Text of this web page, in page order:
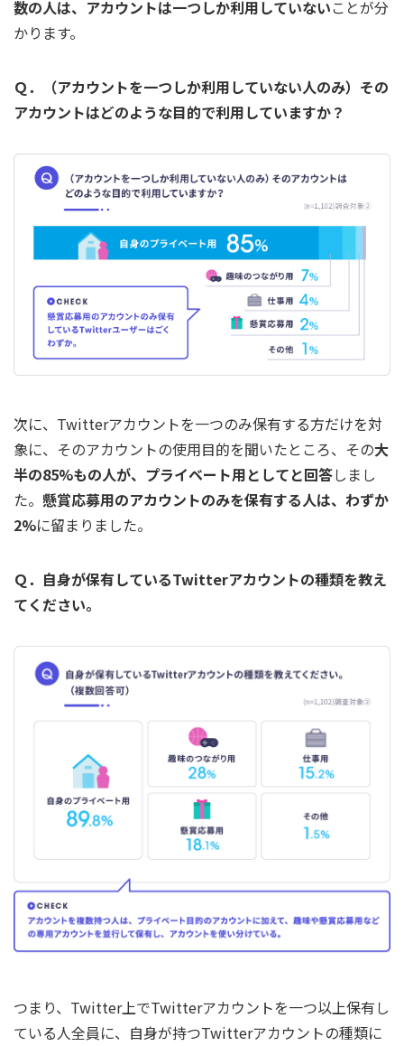
数の人は、アカウントは一つしか利用していないことが分
かります。
Ｑ．（アカウントを一つしか利用していない人のみ）その
アカウントはどのような目的で利用していますか？
次に、Twitterアカウントを一つのみ保有する方だけを対
象に、そのアカウントの使用目的を聞いたところ、その大
半の85%もの人が、プライベート用としてと回答しまし
た。 懸賞応募用のアカウントのみを保有する人は、わずか
2%に留まりました。
Ｑ．自身が保有しているTwitterアカウントの種類を教え
てください。
つまり、Twitter上でTwitterアカウントを一つ以上保有し
ている人全員に、自身が持つTwitterアカウントの種類に